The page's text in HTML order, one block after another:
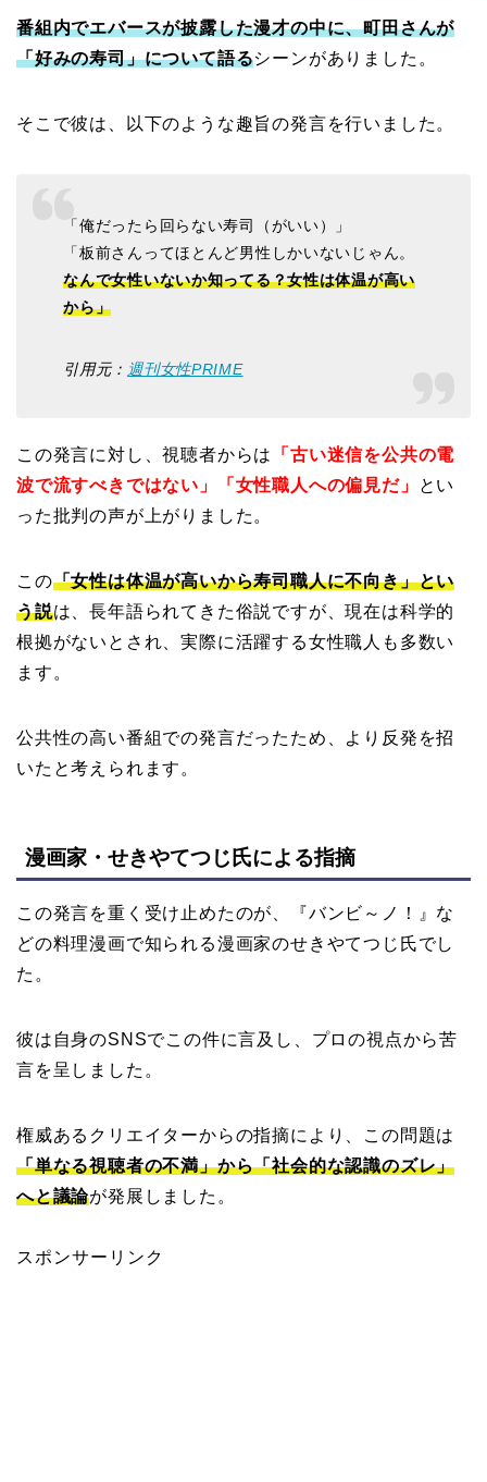
番組内でエバースが披露した漫才の中に、町田さんが
「好みの寿司」について語るシーンがありました。
そこで彼は、以下のような趣旨の発言を行いました。
「俺だったら回らない寿司（がいい）」
「板前さんってほとんど男性しかいないじゃん。
なんで女性いないか知ってる？女性は体温が高い
から」
引用元： 週刊女性PRIME
この発言に対し、視聴者からは
「古い迷信を公共の電
波で流すべきではない」「女性職人への偏見だ」
とい
った批判の声が上がりました。
この「女性は体温が高いから寿司職人に不向き」とい
う説は、長年語られてきた俗説ですが、現在は科学的
根拠がないとされ、実際に活躍する女性職人も多数い
ます。
公共性の高い番組での発言だったため、より反発を招
いたと考えられます。
漫画家・せきやてつじ氏による指摘
この発言を重く受け止めたのが、『バンビ～ノ！』な
どの料理漫画で知られる漫画家のせきやてつじ氏でし
た。
彼は自身のSNSでこの件に言及し、プロの視点から苦
言を呈しました。
権威あるクリエイターからの指摘により、この問題は
「単なる視聴者の不満」から「社会的な認識のズレ」
へと議論が発展しました。
スポンサーリンク